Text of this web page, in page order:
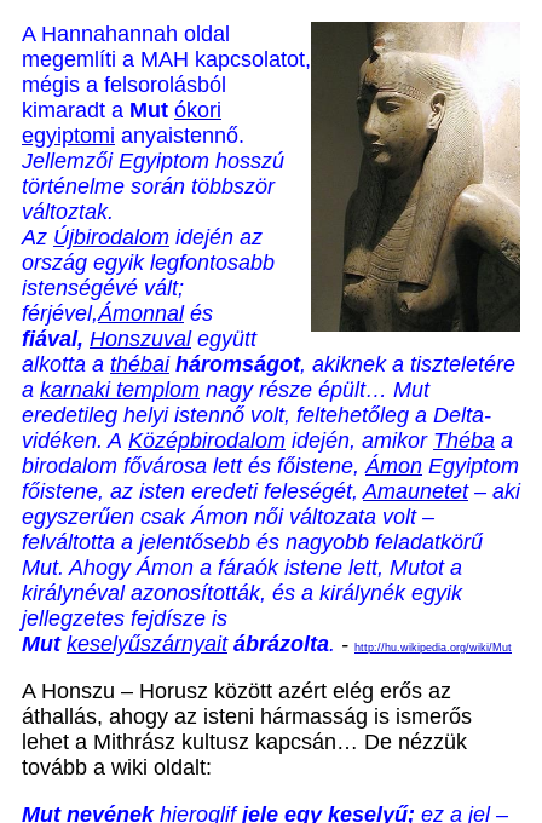
A Hannahannah oldal
megemlíti a MAH kapcsolatot,
mégis a felsorolásból
kimaradt a Mut ókori
egyiptomi anyaistennő.
Jellemzői Egyiptom hosszú
történelme során többször
változtak.
Az Újbirodalom idején az
ország egyik legfontosabb
istenségévé vált;
férjével,Ámonnal és
fiával, Honszuval együtt
alkotta a thébai háromságot, akiknek a tiszteletére
a karnaki templom nagy része épült… Mut
eredetileg helyi istennő volt, feltehetőleg a Delta-
vidéken. A Középbirodalom idején, amikor Théba a
birodalom fővárosa lett és főistene, Ámon Egyiptom
főistene, az isten eredeti feleségét, Amaunetet – aki
egyszerűen csak Ámon női változata volt –
felváltotta a jelentősebb és nagyobb feladatkörű
Mut. Ahogy Ámon a fáraók istene lett, Mutot a
királynéval azonosították, és a királynék egyik
jellegzetes fejdísze is
Mut keselyűszárnyait ábrázolta. - http://hu.wikipedia.org/wiki/Mut
A Honszu – Horusz között azért elég erős az
áthallás, ahogy az isteni hármasság is ismerős
lehet a Mithrász kultusz kapcsán… De nézzük
tovább a wiki oldalt:
Mut nevének hieroglif jele egy keselyű; ez a jel –